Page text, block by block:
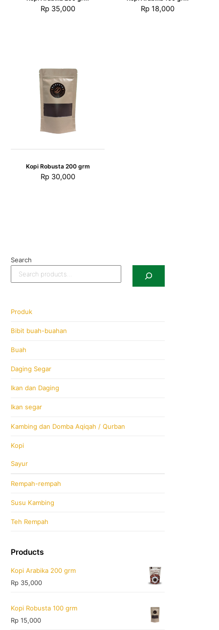
Rp 35,000 Rp 18,000
Kopi Robusta 200 grm
Rp 30,000
Search
Produk
Bibit buah-buahan
Buah
Daging Segar
Ikan dan Daging
Ikan segar
Kambing dan Domba Aqiqah / Qurban
Kopi
Sayur
Rempah-rempah
Susu Kambing
Teh Rempah
Products
Kopi Arabika 200 grm
Rp 35,000
Kopi Robusta 100 grm
Rp 15,000